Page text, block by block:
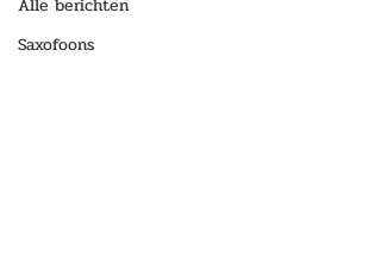
Alle berichten
Saxofoons